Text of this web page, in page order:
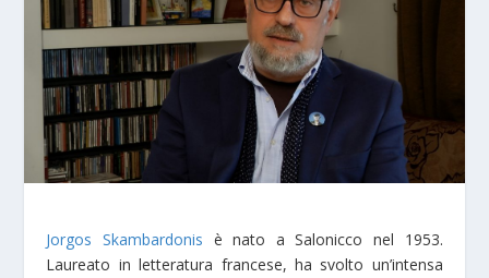
Jorgos Skambardonis è nato a Salonicco nel 1953.
Laureato in letteratura francese, ha svolto un’intensa